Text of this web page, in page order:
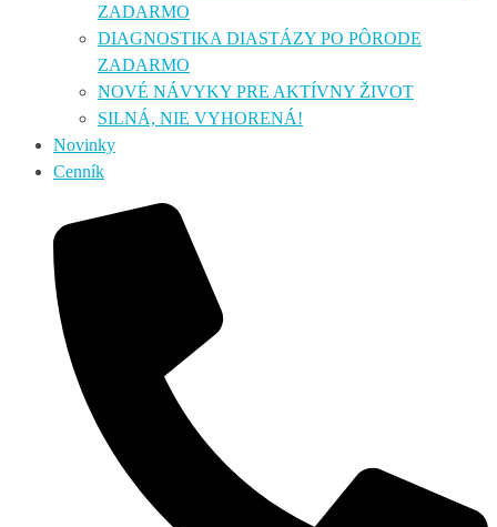
ZADARMO
DIAGNOSTIKA DIASTÁZY PO PÔRODE
ZADARMO
NOVÉ NÁVYKY PRE AKTÍVNY ŽIVOT
SILNÁ, NIE VYHORENÁ!
Novinky
Cenník